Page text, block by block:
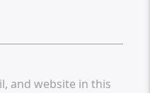
and website in this